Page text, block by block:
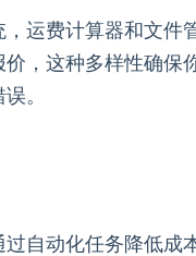
运费计算器和文件
，这种多样性确保
。
自动化任务降低成